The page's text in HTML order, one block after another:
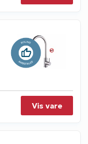
Vis vare